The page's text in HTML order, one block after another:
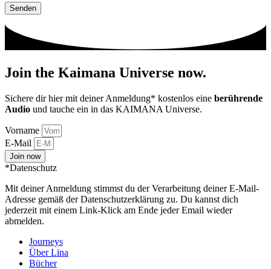
Join the Kaimana Universe now.
Sichere dir hier mit deiner Anmeldung* kostenlos eine berührende
Audio und tauche ein in das KAIMANA Universe.
Vorname
E-Mail
Join now
*Datenschutz
Mit deiner Anmeldung stimmst du der Verarbeitung deiner E-Mail-
Adresse gemäß der Datenschutzerklärung zu. Du kannst dich
jederzeit mit einem Link-Klick am Ende jeder Email wieder
abmelden.
Journeys
Über Lina
Bücher